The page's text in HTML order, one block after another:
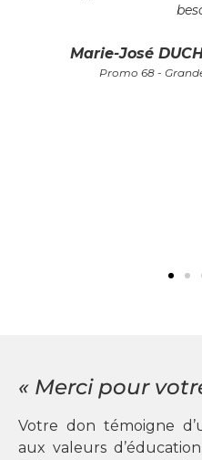
Marie-José
Promo 68 -
« Merci pour
Votre don témoigne
aux valeurs